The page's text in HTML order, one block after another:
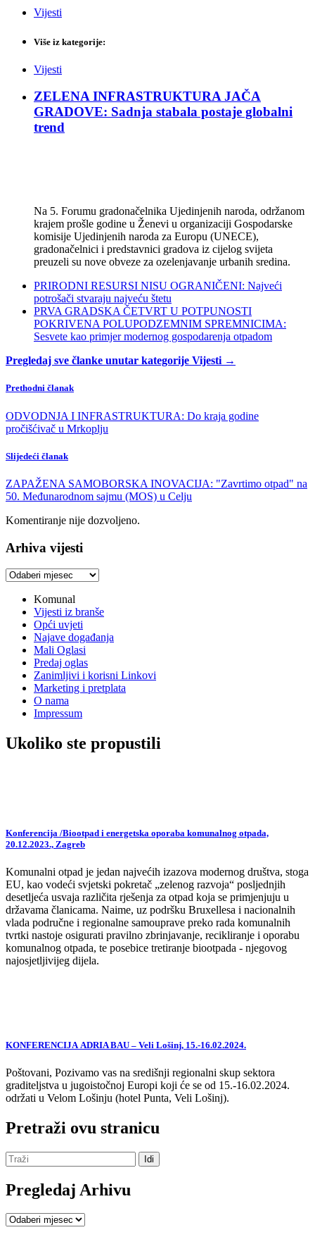
Vijesti
Više iz kategorije:
Vijesti
ZELENA INFRASTRUKTURA JAČA
GRADOVE: Sadnja stabala postaje globalni
trend
Na 5. Forumu gradonačelnika Ujedinjenih naroda, održanom
krajem prošle godine u Ženevi u organizaciji Gospodarske
komisije Ujedinjenih naroda za Europu (UNECE),
gradonačelnici i predstavnici gradova iz cijelog svijeta
preuzeli su nove obveze za ozelenjavanje urbanih sredina.
PRIRODNI RESURSI NISU OGRANIČENI: Najveći
potrošači stvaraju najveću štetu
PRVA GRADSKA ČETVRT U POTPUNOSTI
POKRIVENA POLUPODZEMNIM SPREMNICIMA:
Sesvete kao primjer modernog gospodarenja otpadom
Pregledaj sve članke unutar kategorije Vijesti →
Prethodni članak
ODVODNJA I INFRASTRUKTURA: Do kraja godine
pročišćivač u Mrkoplju
Slijedeći članak
ZAPAŽENA SAMOBORSKA INOVACIJA: "Zavrtimo otpad" na
50. Međunarodnom sajmu (MOS) u Celju
Komentiranje nije dozvoljeno.
Arhiva vijesti
Arhiva
Komunal
Vijesti iz branše
Opći uvjeti
Najave događanja
Mali Oglasi
Predaj oglas
Zanimljivi i korisni Linkovi
Marketing i pretplata
O nama
Impressum
Ukoliko ste propustili
Konferencija /Biootpad i energetska oporaba komunalnog otpada,
20.12.2023., Zagreb
Komunalni otpad je jedan najvećih izazova modernog društva, stoga
EU, kao vodeći svjetski pokretač „zelenog razvoja“ posljednjih
desetljeća usvaja različita rješenja za otpad koja se primjenjuju u
državama članicama. Naime, uz podršku Bruxellesa i nacionalnih
vlada područne i regionalne samouprave preko rada komunalnih
tvrtki nastoje osigurati pravilno zbrinjavanje, recikliranje i oporabu
komunalnog otpada, te posebice tretiranje biootpada - njegovog
najosjetljivijeg dijela.
KONFERENCIJA ADRIA BAU – Veli Lošinj, 15.-16.02.2024.
Poštovani, Pozivamo vas na središnji regionalni skup sektora
graditeljstva u jugoistočnoj Europi koji će se od 15.-16.02.2024.
održati u Velom Lošinju (hotel Punta, Veli Lošinj).
Pretraži ovu stranicu
Pregledaj Arhivu
Pregledaj